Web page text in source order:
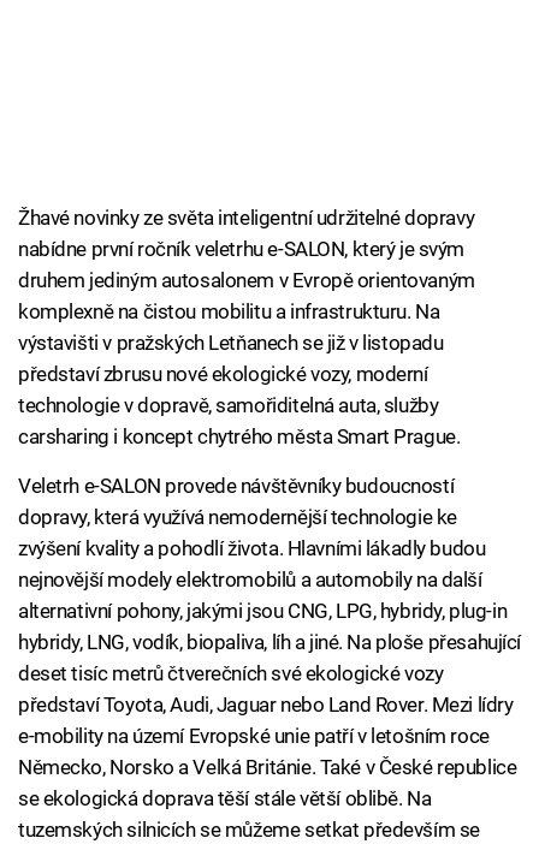
Žhavé novinky ze světa inteligentní udržitelné dopravy
nabídne první ročník veletrhu e-SALON, který je svým
druhem jediným autosalonem v Evropě orientovaným
komplexně na čistou mobilitu a infrastrukturu. Na
výstavišti v pražských Letňanech se již v listopadu
představí zbrusu nové ekologické vozy, moderní
technologie v dopravě, samořiditelná auta, služby
carsharing i koncept chytrého města Smart Prague.
Veletrh e-SALON provede návštěvníky budoucností
dopravy, která využívá nemodernější technologie ke
zvýšení kvality a pohodlí života. Hlavními lákadly budou
nejnovější modely elektromobilů a automobily na další
alternativní pohony, jakými jsou CNG, LPG, hybridy, plug-in
hybridy, LNG, vodík, biopaliva, líh a jiné. Na ploše přesahující
deset tisíc metrů čtverečních své ekologické vozy
představí Toyota, Audi, Jaguar nebo Land Rover. Mezi lídry
e-mobility na území Evropské unie patří v letošním roce
Německo, Norsko a Velká Británie. Také v České republice
se ekologická doprava těší stále větší oblibě. Na
tuzemských silnicích se můžeme setkat především se